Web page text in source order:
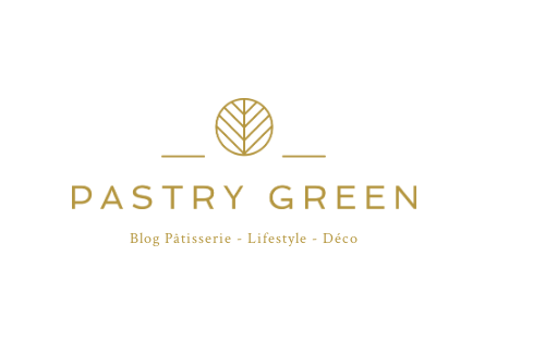
Blog Pâtisserie - Lifestyle - Déco